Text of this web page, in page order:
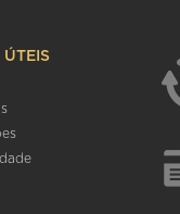
ÚTEIS